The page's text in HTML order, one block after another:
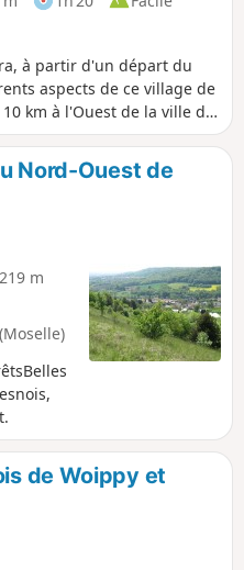
à partir d'un départ du
aspects de ce village de
km à l'Ouest de la ville de
vous pourrez profiter
Brice, traverser une
de Saulny .
Nord-Ouest de
m
de Woippy et